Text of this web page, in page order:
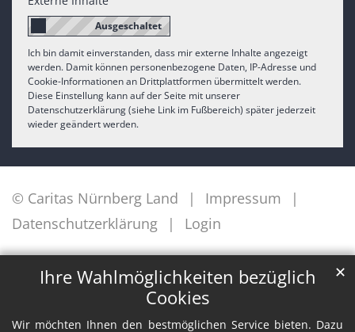
Ihre Wahlmöglichkeiten bezüglich
Cookies
Wir möchten Ihnen den bestmöglichen Service bieten. Dazu
✕
Ich bin damit einverstanden, dass mir externe Inhalte angezeigt
werden. Damit können personenbezogene Daten, IP-Adresse und
Cookie-Informationen an Drittplattformen übermittelt werden.
Diese Einstellung kann auf der Seite mit unserer
Datenschutzerklärung (siehe Link im Fußbereich) später jederzeit
wieder geändert werden.
© Caritas Nürnberg Land
Impressum
Datenschutzerklärung
Login